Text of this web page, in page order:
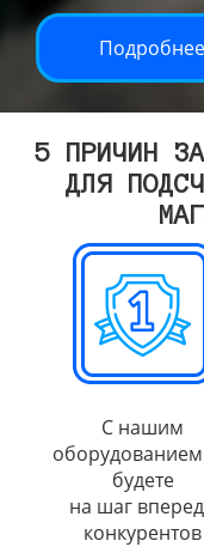
Подробнее
5 ПРИЧИН
ДЛЯ
С нашим
будете
на шаг
конкурентов